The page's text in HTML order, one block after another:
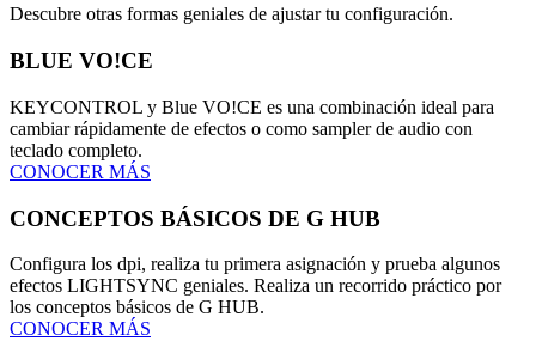
Descubre otras formas geniales de ajustar tu configuración.
BLUE VO!CE
KEYCONTROL y Blue VO!CE es una combinación ideal para
cambiar rápidamente de efectos o como sampler de audio con
teclado completo.
CONOCER MÁS
CONCEPTOS BÁSICOS DE G HUB
Configura los dpi, realiza tu primera asignación y prueba algunos
efectos LIGHTSYNC geniales. Realiza un recorrido práctico por
los conceptos básicos de G HUB.
CONOCER MÁS